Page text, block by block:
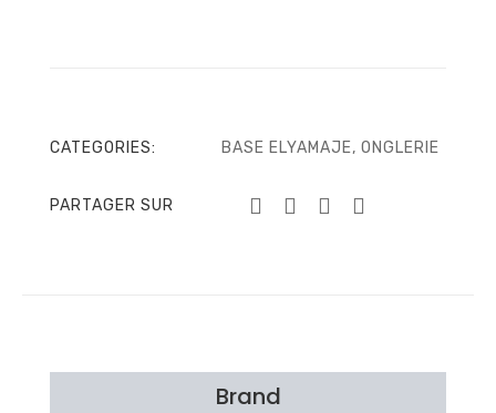
CATEGORIES: BASE ELYAMAJE, ONGLERIE
PARTAGER SUR
Brand